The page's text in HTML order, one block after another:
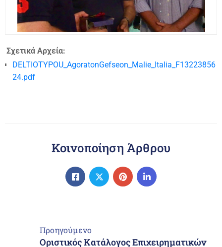
Σχετικά Αρχεία:
DELTIOTYPOU_AgoratonGefseon_Malie_Italia_F13223856
24.pdf
Κοινοποίηση Άρθρου
Προηγούμενο
Οριστικός Κατάλογος Επιχειρηματικών